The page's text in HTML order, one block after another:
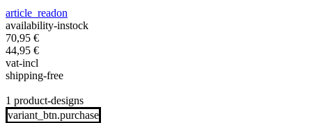
article_readon
availability-instock
70,95 €
44,95 €
vat-incl
shipping-free
1 product-designs
variant_btn.purchase